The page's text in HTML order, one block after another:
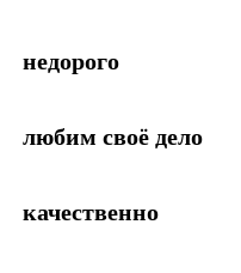
недорого
любим своё дело
качественно